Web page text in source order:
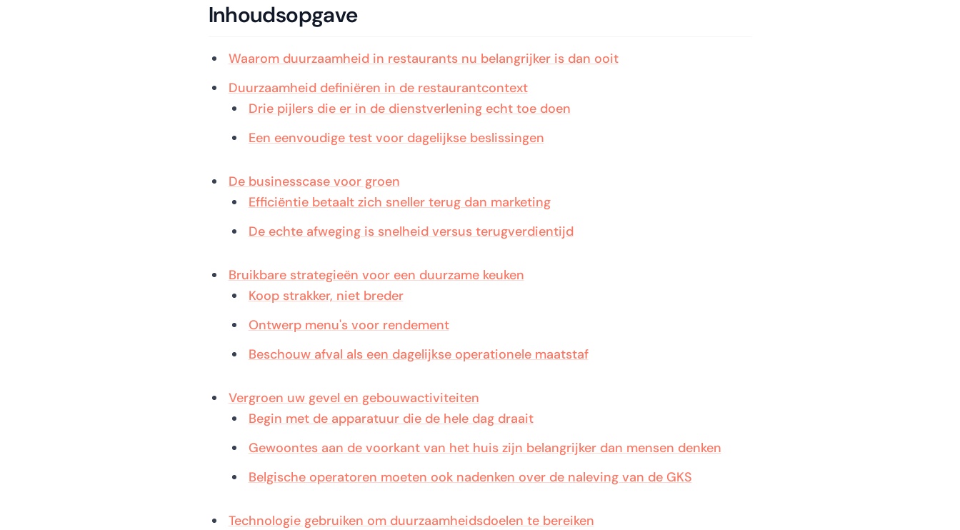
Inhoudsopgave
Waarom duurzaamheid in restaurants nu belangrijker is dan ooit
Duurzaamheid definiëren in de restaurantcontext
Drie pijlers die er in de dienstverlening echt toe doen
Een eenvoudige test voor dagelijkse beslissingen
De businesscase voor groen
Efficiëntie betaalt zich sneller terug dan marketing
De echte afweging is snelheid versus terugverdientijd
Bruikbare strategieën voor een duurzame keuken
Koop strakker, niet breder
Ontwerp menu's voor rendement
Beschouw afval als een dagelijkse operationele maatstaf
Vergroen uw gevel en gebouwactiviteiten
Begin met de apparatuur die de hele dag draait
Gewoontes aan de voorkant van het huis zijn belangrijker dan mensen denken
Belgische operatoren moeten ook nadenken over de naleving van de GKS
Technologie gebruiken om duurzaamheidsdoelen te bereiken